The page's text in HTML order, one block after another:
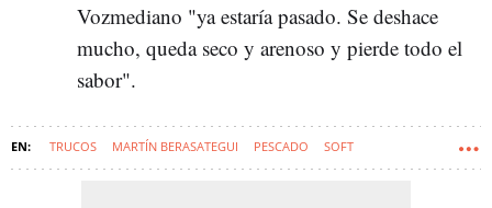
Vozmediano "ya estaría pasado. Se deshace
mucho, queda seco y arenoso y pierde todo el
sabor".
TRUCOS MARTÍN BERASATEGUI PESCADO SOFT